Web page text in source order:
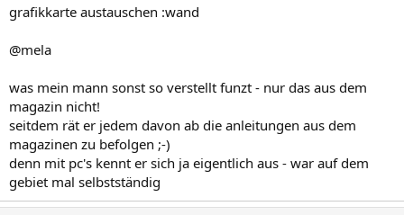
grafikkarte austauschen :wand
@mela
was mein mann sonst so verstellt funzt - nur das aus dem
magazin nicht!
seitdem rät er jedem davon ab die anleitungen aus dem
magazinen zu befolgen ;-)
denn mit pc's kennt er sich ja eigentlich aus - war auf dem
gebiet mal selbstständig